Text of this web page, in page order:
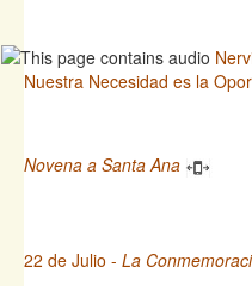
Nuestra Necesidad es la
Novena a Santa Ana
22 de Julio - La